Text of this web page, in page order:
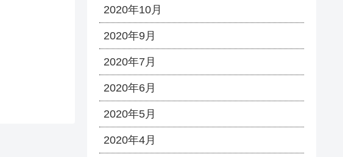
2020年10月
2020年9月
2020年7月
2020年6月
2020年5月
2020年4月